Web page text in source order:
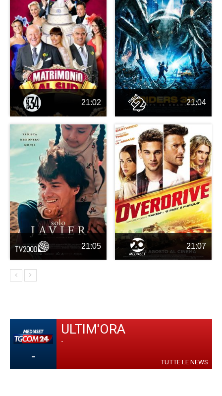
21:02 21:04
21:05 21:07
-
ULTIM'ORA
-
TUTTE LE NEWS